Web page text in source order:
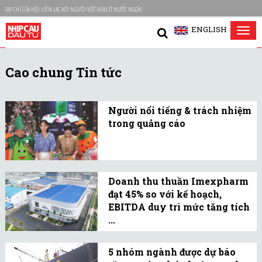
TẠP CHÍ CỦA HỘI LIÊN LẠC VỚI NGƯỜI VIỆT NAM Ở NƯỚC NGOÀI
ENGLISH
Cao chung Tin tức
Người nổi tiếng & trách nhiệm
trong quảng cáo
trong bối cảnh nhiều
quảng cáo sai sự thật,
gây hại cho người tiêu
dùng.
Doanh thu thuần Imexpharm
đạt 45% so với kế hoạch,
EBITDA duy trì mức tăng tích
...
Doanh thu bán hàng trên
kênh ETC của Imexpharm
5 nhóm ngành được dự báo